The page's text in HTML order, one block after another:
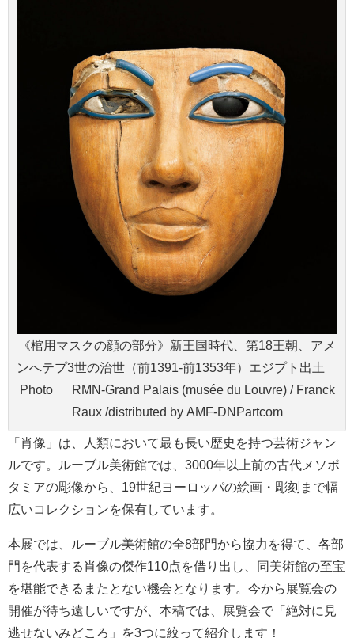
《棺用マスクの顔の部分》新王国時代、第18王朝、アメ
ンへテプ3世の治世（前1391-前1353年）エジプト出土
Photo © RMN-Grand Palais (musée du Louvre) / Franck
Raux /distributed by AMF-DNPartcom
「肖像」は、人類において最も長い歴史を持つ芸術ジャン
ルです。ルーブル美術館では、3000年以上前の古代メソポ
タミアの彫像から、19世紀ヨーロッパの絵画・彫刻まで幅
広いコレクションを保有しています。
本展では、ルーブル美術館の全8部門から協力を得て、各部
門を代表する肖像の傑作110点を借り出し、同美術館の至宝
を堪能できるまたとない機会となります。今から展覧会の
開催が待ち遠しいですが、本稿では、展覧会で「絶対に見
逃せないみどころ」を3つに絞って紹介します！